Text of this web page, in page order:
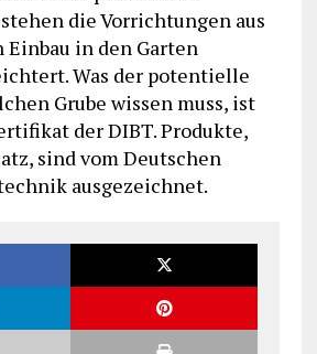
die Vorrichtungen aus
Einbau in den Garten
Was der potentielle
Grube wissen muss, ist
der DIBT. Produkte,
sind vom Deutschen
ausgezeichnet.